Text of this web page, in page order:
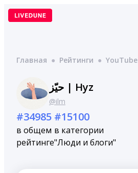
Перейти
Главная ● Рейтинги ● YouTube
حيّز | Hyz
@ilm
#34985
в общем
рейтинге
#15100
в категории
"Люди и блоги"